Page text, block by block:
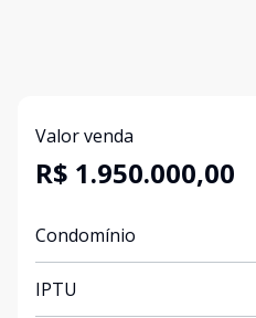
Valor venda
R$ 1.950.000,00
Condomínio
IPTU